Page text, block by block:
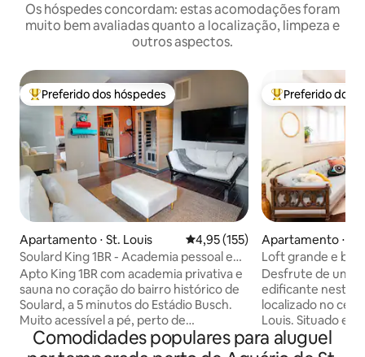
Os hóspedes concordam: estas acomodações foram
muito bem avaliadas quanto a localização, limpeza e
outros aspectos.
Entre os melhores preferidos dos hóspedes
Preferido dos hóspedes
Apartamento ⋅ St. Louis 4,95 de uma avaliação média de
4,95 (155)
Soulard King 1BR - Academia pessoal e
oásis de sauna!
Apto King 1BR com academia privativa e
sauna no coração do bairro histórico de
Soulard, a 5 minutos do Estádio Busch.
Muito acessível a pé, perto de
restaurantes, vida noturna, mercado de
agricultores e muito mais. Acomoda até
Entre os
Preferido dos
Apartamento ⋅ St.
Loft grande e
Desfrute de uma
edificante neste
localizado no
Louis. Situado entre dois Campi
Universitários,
você precisa. Caminhe para-> - Fox
Comodidades populares para aluguel